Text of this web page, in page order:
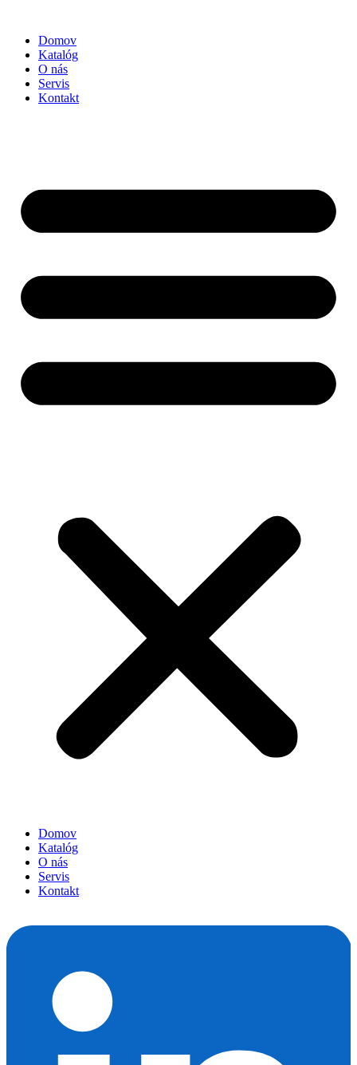
obsah
Domov
Katalóg
O nás
Servis
Kontakt
Domov
Katalóg
O nás
Servis
Kontakt